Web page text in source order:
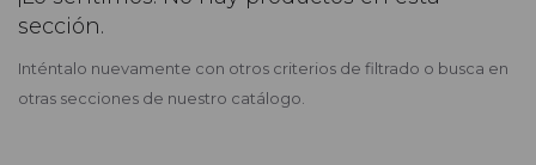
sección.
Inténtalo nuevamente con otros criterios de filtrado o busca en
otras secciones de nuestro catálogo.